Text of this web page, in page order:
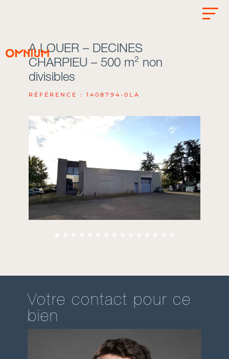
A LOUER – DECINES
CHARPIEU – 500 m² non
divisibles
RÉFÉRENCE : 1408794-0LA
Votre contact pour ce
bien